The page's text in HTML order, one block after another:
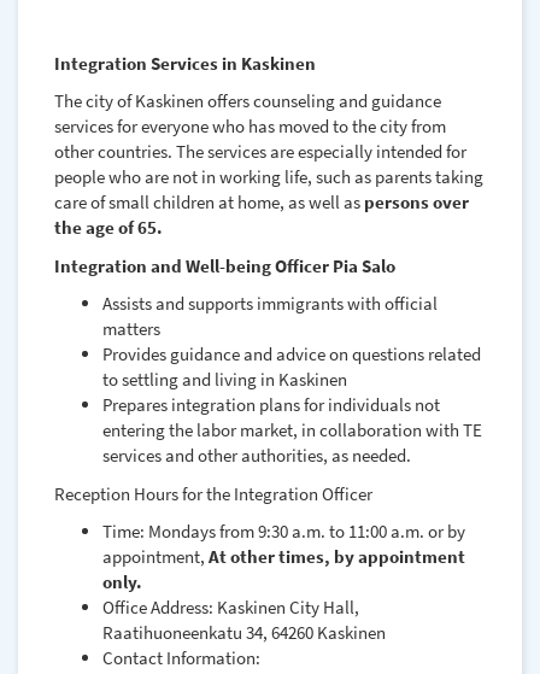
Integration Services in Kaskinen
The city of Kaskinen offers counseling and guidance
services for everyone who has moved to the city from
other countries. The services are especially intended for
people who are not in working life, such as parents taking
care of small children at home, as well as persons over
the age of 65.
Integration and Well-being Officer Pia Salo
Assists and supports immigrants with official
matters
Provides guidance and advice on questions related
to settling and living in Kaskinen
Prepares integration plans for individuals not
entering the labor market, in collaboration with TE
services and other authorities, as needed.
Reception Hours for the Integration Officer
Time: Mondays from 9:30 a.m. to 11:00 a.m. or by
appointment, At other times, by appointment
only.
Office Address: Kaskinen City Hall,
Raatihuoneenkatu 34, 64260 Kaskinen
Contact Information: